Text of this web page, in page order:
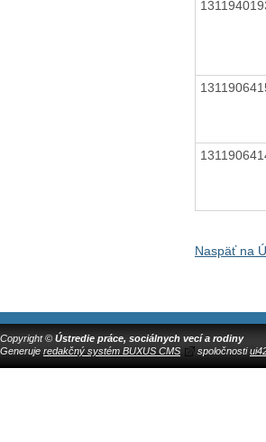
Naspäť na
Copyright © Ústredie práce, sociálnych vecí a rodiny
Generuje redakčný systém BUXUS CMS spoločnosti